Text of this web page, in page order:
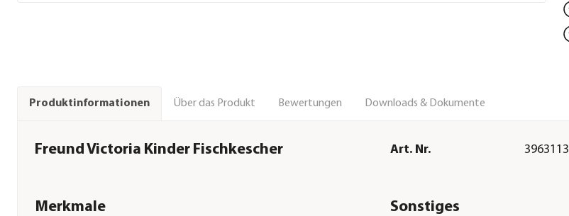
Produktinformationen Über das Produkt Bewertungen Downloads & Dokumente
Freund Victoria Kinder Fischkescher Art. Nr. 3963113
Merkmale Sonstiges